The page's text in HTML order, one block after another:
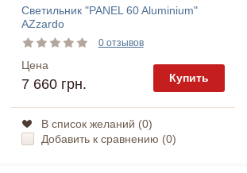
Светильник "PANEL 60 Aluminium"
AZzardo
0 отзывов
Цена
7 660 грн. Купить
В список желаний (0)
Добавить к сравнению (0)